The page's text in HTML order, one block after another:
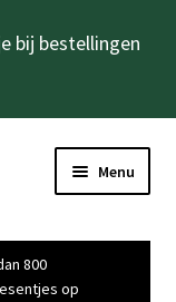
bij bestellingen
Menu
800
op